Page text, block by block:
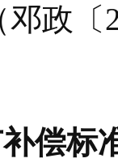
政〔
补偿标